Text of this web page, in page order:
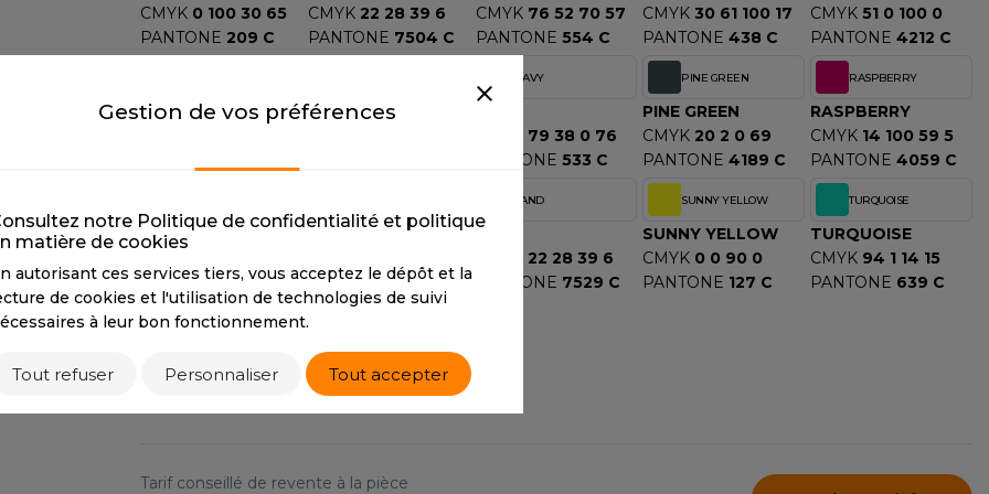
S
SANS ETIQUETTE
CMYK 0 100 30 65
PANTONE 209 C
CMYK 22 28 39 6
PANTONE 7504 C
CMYK 76 52 70 57
PANTONE 554 C
CMYK 30 61 100 17
PANTONE 438 C
CMYK 51 0 100 0
PANTONE 4212 C
MOSS GREEN
MUSTARD
NAVY
79 38 0 76
PANTONE 533 C
PINE GREEN
PINE GREEN
CMYK 20 2 0 69
PANTONE 4189 C
RASPBERRY
RASPBERRY
CMYK 14 100 59 5
PANTONE 4059 C
RED
PANTONE 186 C
ROSE
PANTONE 4065 C
SAND
SAND
22 28 39 6
PANTONE 7529 C
SUNNY YELLOW
SUNNY YELLOW
CMYK 0 0 90 0
PANTONE 127 C
TURQUOISE
TURQUOISE
CMYK 94 1 14 15
PANTONE 639 C
WHITE
CMYK 0 0 0 0
Tarif conseillé de revente à la pièce
Gestion de vos préférences
notre Politique de confidentialité et politique
matière de cookies
autorisant ces services tiers, vous acceptez le dépôt et la
de cookies et l'utilisation de technologies de suivi
à leur bon fonctionnement.
Tout refuser Personnaliser Tout accepter